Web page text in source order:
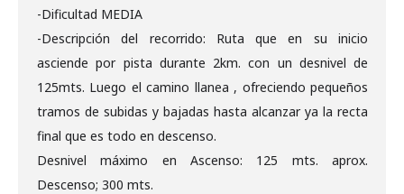
-Dificultad MEDIA
-Descripción del recorrido: Ruta que en su inicio
asciende por pista durante 2km. con un desnivel de
125mts. Luego el camino llanea , ofreciendo pequeños
tramos de subidas y bajadas hasta alcanzar ya la recta
final que es todo en descenso.
Desnivel máximo en Ascenso: 125 mts. aprox.
Descenso; 300 mts.